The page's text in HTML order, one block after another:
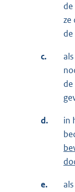
ze
c.
d.
in
e.